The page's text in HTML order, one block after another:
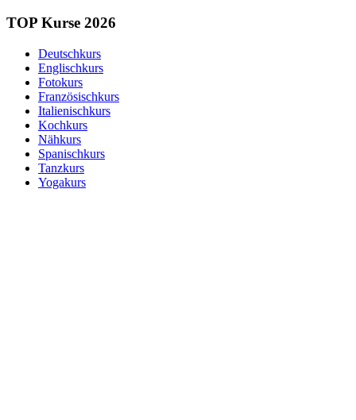
TOP Kurse 2026
Deutschkurs
Englischkurs
Fotokurs
Französischkurs
Italienischkurs
Kochkurs
Nähkurs
Spanischkurs
Tanzkurs
Yogakurs